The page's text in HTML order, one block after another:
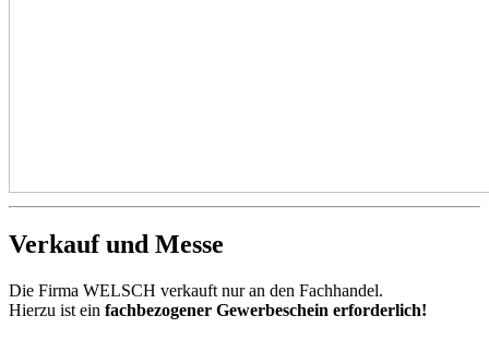
Verkauf und Messe
Die Firma WELSCH verkauft nur an den Fachhandel.
Hierzu ist ein fachbezogener Gewerbeschein erforderlich!